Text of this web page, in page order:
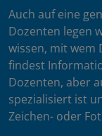
Auch auf eine
Dozenten legen
wissen, mit wem
findest
Dozenten, aber
spezialisiert ist
Zeichen- oder